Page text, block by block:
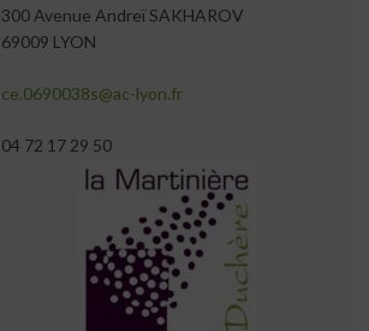
300 Avenue Andreï SAKHAROV
69009 LYON
ce.0690038s@ac-lyon.fr
04 72 17 29 50